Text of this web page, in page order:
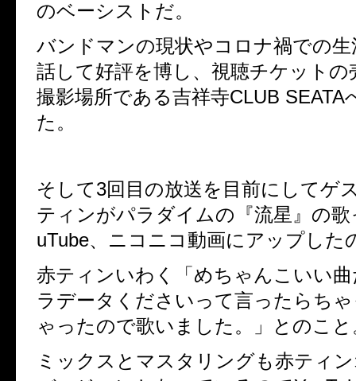
のベーシストだ。
バンドマンの現状やコロナ禍での
話して好評を博し、視聴チケットの
撮影場所である吉祥寺CLUB SEATA
た。
そして3回目の放送を目前にしてゲ
ティンがパラダイムの『流星』の
uTube、ニコニコ動画にアップした
赤ティンいわく「めちゃんこいい
ラデータくださいって言ったらち
ゃったので歌いました。」とのこと
ミックスとマスタリングも赤ティ